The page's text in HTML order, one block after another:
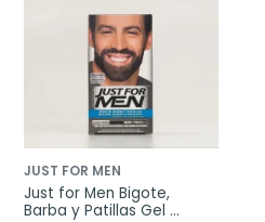
JUST FOR MEN
Just for Men Bigote,
Barba y Patillas Gel